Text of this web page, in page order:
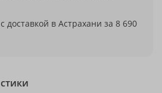
доставкой в Астрахани за 8 690